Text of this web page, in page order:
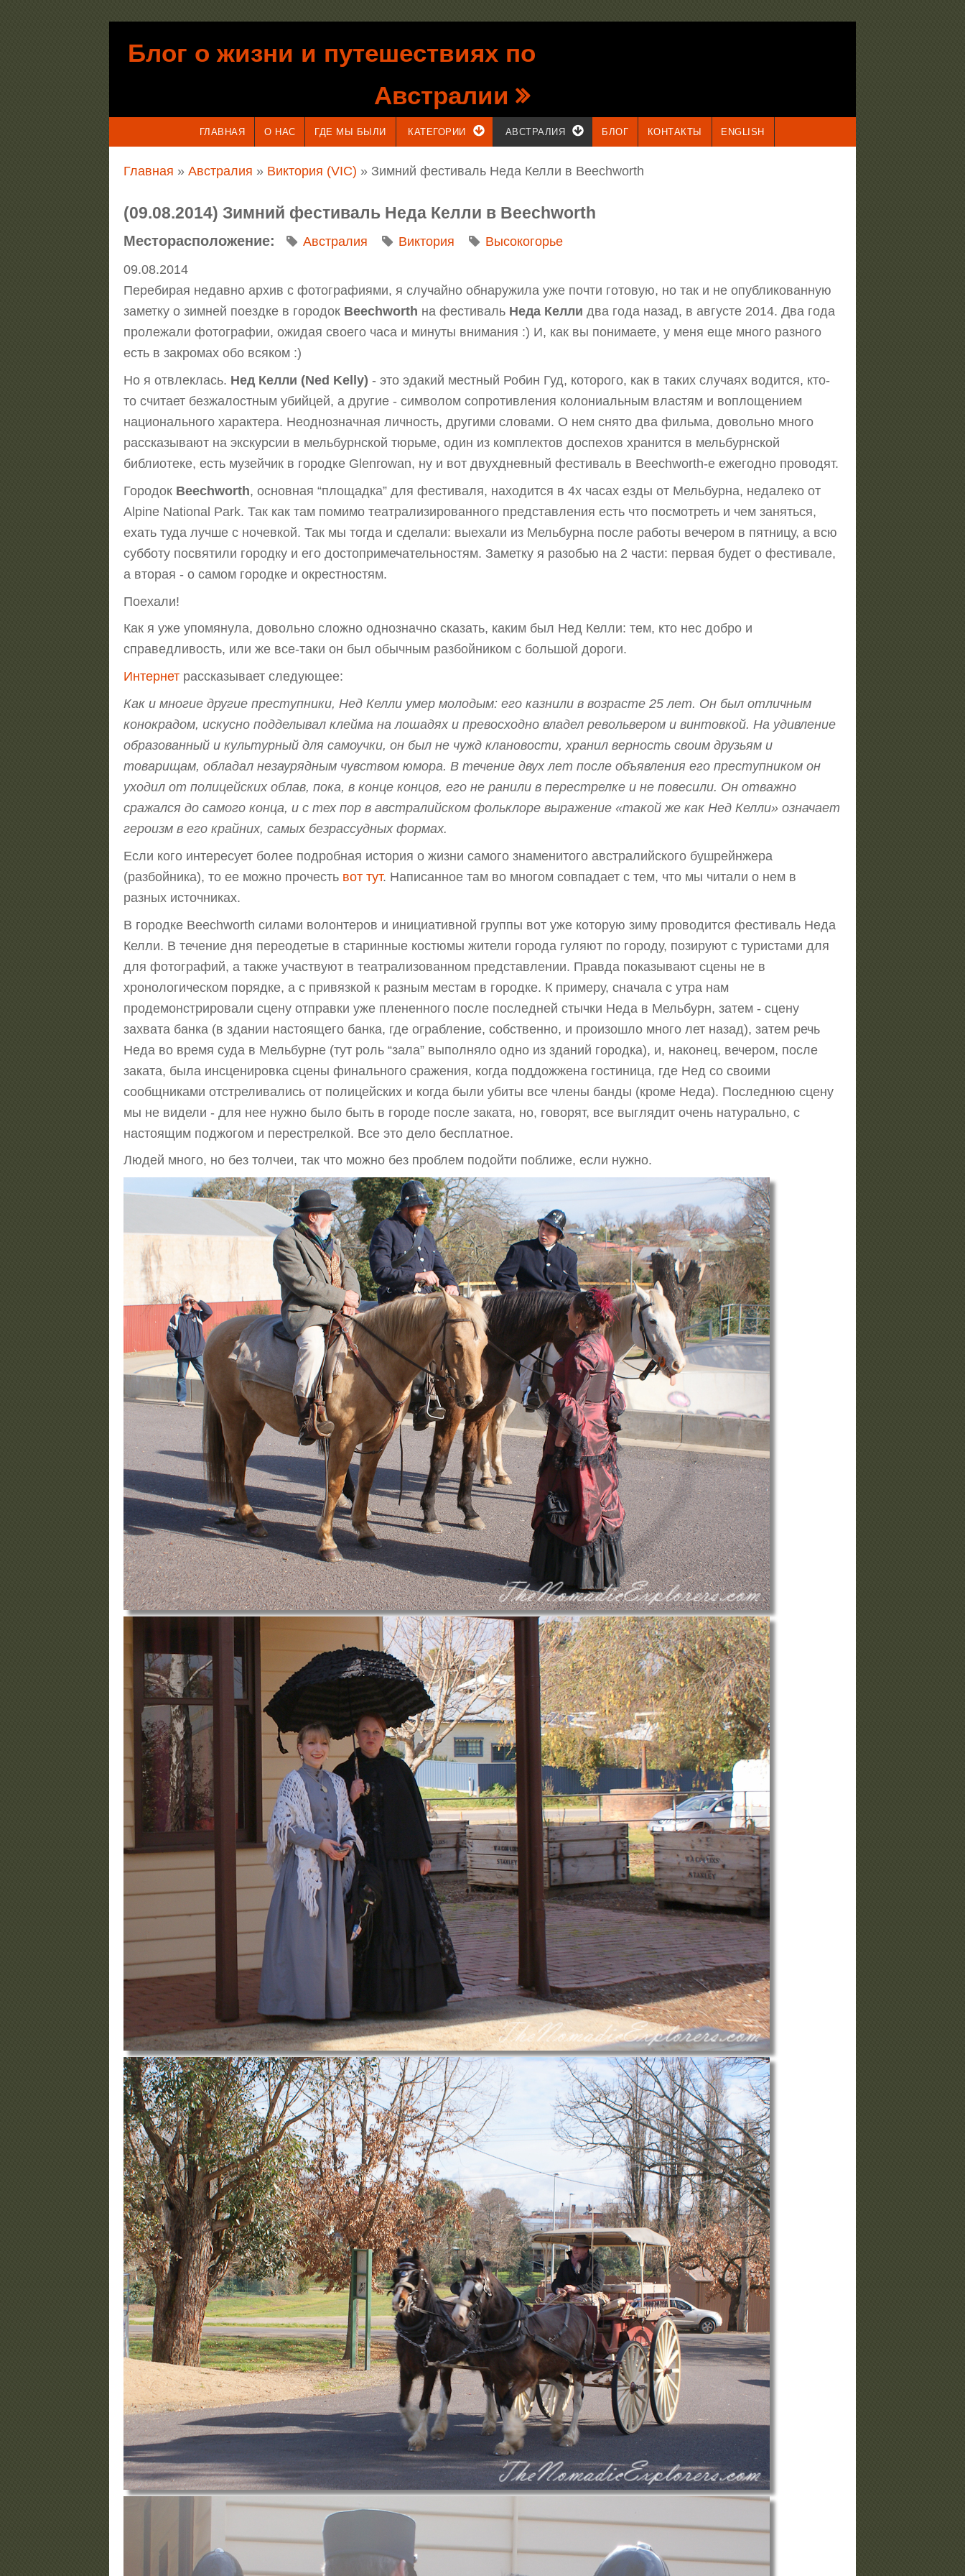
Блог о жизни и путешествиях по
Австралии
ГЛАВНАЯ О НАС ГДЕ МЫ БЫЛИ КАТЕГОРИИ АВСТРАЛИЯ БЛОГ КОНТАКТЫ ENGLISH
Вы здесь
Главная » Австралия » Виктория (VIC) » Зимний фестиваль Неда Келли в Beechworth
(09.08.2014) Зимний фестиваль Неда Келли в Beechworth
Месторасположение: Австралия Виктория
Высокогорье
09.08.2014
Перебирая недавно архив с фотографиями, я случайно обнаружила уже почти готовую, но так и не опубликованную
заметку о зимней поездке в городок Beechworth на фестиваль Неда Келли два года назад, в августе 2014. Два года
пролежали фотографии, ожидая своего часа и минуты внимания :) И, как вы понимаете, у меня еще много разного
есть в закромах обо всяком :)
Но я отвлеклась. Нед Келли (Ned Kelly) - это эдакий местный Робин Гуд, которого, как в таких случаях водится, кто-
то считает безжалостным убийцей, а другие - символом сопротивления колониальным властям и воплощением
национального характера. Неоднозначная личность, другими словами. О нем снято два фильма, довольно много
рассказывают на экскурсии в мельбурнской тюрьме, один из комплектов доспехов хранится в мельбурнской
библиотеке, есть музейчик в городке Glenrowan, ну и вот двухдневный фестиваль в Beechworth-е ежегодно проводят.
Городок Beechworth, основная “площадка” для фестиваля, находится в 4х часах езды от Мельбурна, недалеко от
Alpine National Park. Так как там помимо театрализированного представления есть что посмотреть и чем заняться,
ехать туда лучше с ночевкой. Так мы тогда и сделали: выехали из Мельбурна после работы вечером в пятницу, а всю
субботу посвятили городку и его достопримечательностям. Заметку я разобью на 2 части: первая будет о фестивале,
а вторая - о самом городке и окрестностям.
Поехали!
Как я уже упомянула, довольно сложно однозначно сказать, каким был Нед Келли: тем, кто нес добро и
справедливость, или же все-таки он был обычным разбойником с большой дороги.
Интернет рассказывает следующее:
Как и многие другие преступники, Нед Келли умер молодым: его казнили в возрасте 25 лет. Он был отличным
конокрадом, искусно подделывал клейма на лошадях и превосходно владел револьвером и винтовкой. На удивление
образованный и культурный для самоучки, он был не чужд клановости, хранил верность своим друзьям и
товарищам, обладал незаурядным чувством юмора. В течение двух лет после объявления его преступником он
уходил от полицейских облав, пока, в конце концов, его не ранили в перестрелке и не повесили. Он отважно
сражался до самого конца, и с тех пор в австралийском фольклоре выражение «такой же как Нед Келли» означает
героизм в его крайних, самых безрассудных формах.
Если кого интересует более подробная история о жизни самого знаменитого австралийского бушрейнжера
(разбойника), то ее можно прочесть вот тут. Написанное там во многом совпадает с тем, что мы читали о нем в
разных источниках.
В городке Beechworth силами волонтеров и инициативной группы вот уже которую зиму проводится фестиваль Неда
Келли. В течение дня переодетые в старинные костюмы жители города гуляют по городу, позируют с туристами для
для фотографий, а также участвуют в театрализованном представлении. Правда показывают сцены не в
хронологическом порядке, а с привязкой к разным местам в городке. К примеру, сначала с утра нам
продемонстрировали сцену отправки уже плененного после последней стычки Неда в Мельбурн, затем - сцену
захвата банка (в здании настоящего банка, где ограбление, собственно, и произошло много лет назад), затем речь
Неда во время суда в Мельбурне (тут роль “зала” выполняло одно из зданий городка), и, наконец, вечером, после
заката, была инсценировка сцены финального сражения, когда поддожжена гостиница, где Нед со своими
сообщниками отстреливались от полицейских и когда были убиты все члены банды (кроме Неда). Последнюю сцену
мы не видели - для нее нужно было быть в городе после заката, но, говорят, все выглядит очень натурально, с
настоящим поджогом и перестрелкой. Все это дело бесплатное.
Людей много, но без толчеи, так что можно без проблем подойти поближе, если нужно.